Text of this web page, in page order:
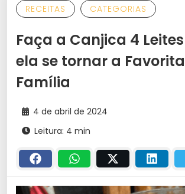
RECEITAS CATEGORIAS
Faça a Canjica 4
ela se tornar a
Família
4 de abril de 2024
Leitura: 4 min